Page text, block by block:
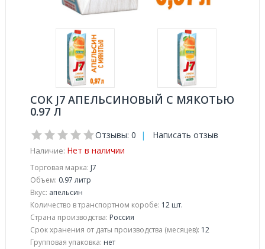
СОК J7 АПЕЛЬСИНОВЫЙ С МЯКОТЬЮ
0.97 Л
Отзывы: 0 | Написать отзыв
Наличие: Нет в наличии
Торговая марка: J7
Объем: 0.97 литр
Вкус: апельсин
Количество в транспортном коробе: 12 шт.
Страна производства: Россия
Срок хранения от даты производства (месяцев): 12
Групповая упаковка: нет